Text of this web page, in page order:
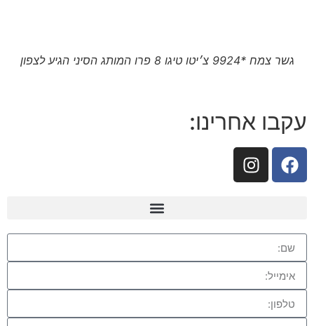
גשר צמח *9924 צ׳יטו טיגו 8 פרו המותג הסיני הגיע לצפון
עקבו אחרינו: